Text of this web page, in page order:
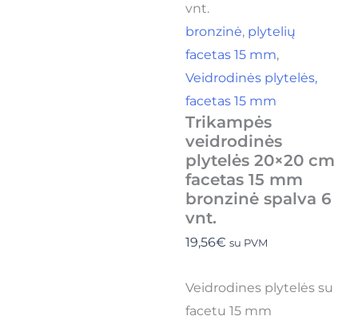
vnt.
bronzinė, plytelių
facetas 15 mm,
Veidrodinės plytelės,
facetas 15 mm
Trikampės
veidrodinės
plytelės 20×20 cm
facetas 15 mm
bronzinė spalva 6
vnt.
19,56€ su PVM
Veidrodines plytelės su
facetu 15 mm
6
vnt.